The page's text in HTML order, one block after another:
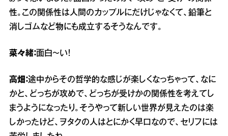
性。この関係性は人間のカップルにだけじゃなくて、鉛筆と
消しゴムなど物にも成立するそうなんです。
菜々緒： 面白～い！
高畑：途中からその哲学的な感じが楽しくなっちゃって、なに
かと、どっちが攻めで、どっちが受けかの関係性を考えてし
まうようになったり。そうやって新しい世界が見えたのは楽
しかったけど、ヲタクの人はとにかく早口なので、セリフには